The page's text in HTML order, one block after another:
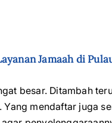
Jamaah di
besar. Ditambah
mendaftar juga